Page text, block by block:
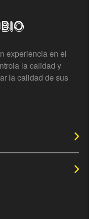
experiencia en el
la calidad y
la calidad de sus